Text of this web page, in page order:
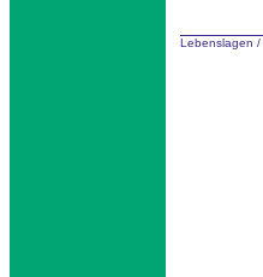
Lebenslagen /